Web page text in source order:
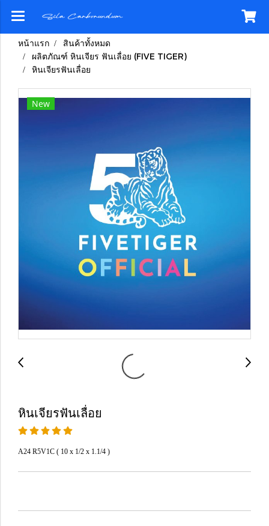
หน้าแรก
สินค้าทั้งหมด
ผลิตภัณฑ์ หินเจียร ฟันเลื่อย (FIVE TIGER)
หินเจียรฟันเลื่อย
New
หินเจียรฟันเลื่อย
A24 R5V1C ( 10 x 1/2 x 1.1/4 )